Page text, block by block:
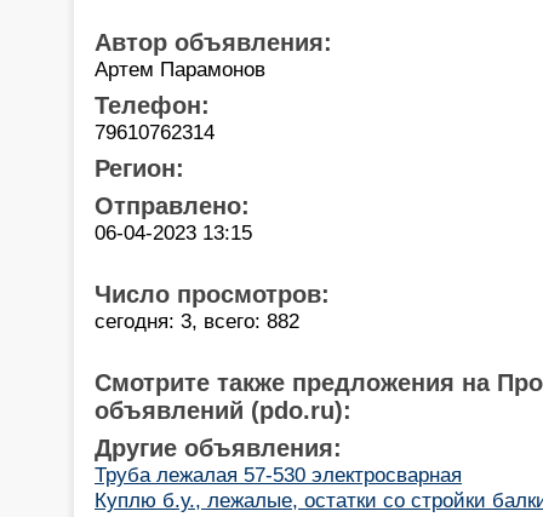
Автор объявления:
Артем Парамонов
Телефон:
79610762314
Регион:
Отправлено:
06-04-2023 13:15
Число просмотров:
сегодня: 3, всего: 882
Смотрите также предложения на
объявлений (pdo.ru):
Другие объявления:
Труба лежалая 57-530 электросварная
Куплю б.у., лежалые, остатки со стройки